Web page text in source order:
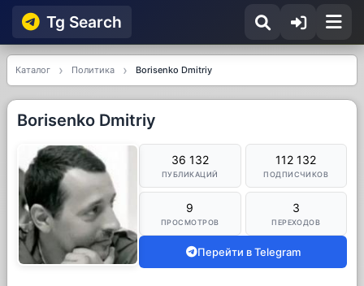
Tg Searсh
Каталог Политика Borisenko Dmitriy
Borisenko Dmitriy
36 132
ПУБЛИКАЦИЙ
112 132
ПОДПИСЧИКОВ
9
ПРОСМОТРОВ
3
ПЕРЕХОДОВ
Перейти в Telegram